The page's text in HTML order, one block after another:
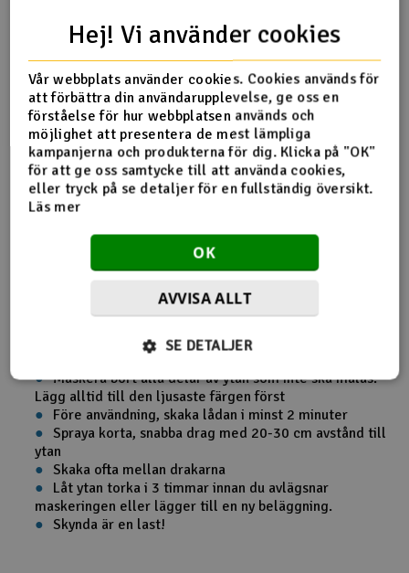
Produktinfo Tipsa en vän Recensioner
Produktinformation
Sprej för dekoration av polystyren, depron, styrofoam och
PS! Produkttexten är maskinöversatt från norska.
Maskera bort alla delar av ytan som inte ska målas.
Lägg alltid till den ljusaste färgen först
Före användning, skaka lådan i minst 2 minuter
Spraya korta, snabba drag med 20-30 cm avstånd till
ytan
Skaka ofta mellan drakarna
Låt ytan torka i 3 timmar innan du avlägsnar
maskeringen eller lägger till en ny beläggning.
Skynda är en last!
Hej! Vi använder cookies
Vår webbplats använder cookies. Cookies används för
att förbättra din användarupplevelse, ge oss en
förståelse för hur webbplatsen används och
möjlighet att presentera de mest lämpliga
kampanjerna och produkterna för dig. Klicka på "OK"
för att ge oss samtycke till att använda cookies,
eller tryck på se detaljer för en fullständig översikt.
Läs mer
OK
AVVISA ALLT
SE DETALJER